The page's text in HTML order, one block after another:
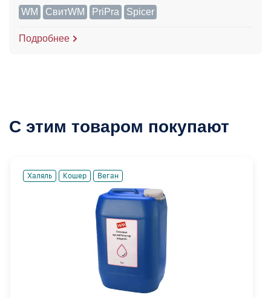
WM
СвитWM PriPra Spicer
Подробнее
С этим товаром покупают
Халяль Кошер Веган